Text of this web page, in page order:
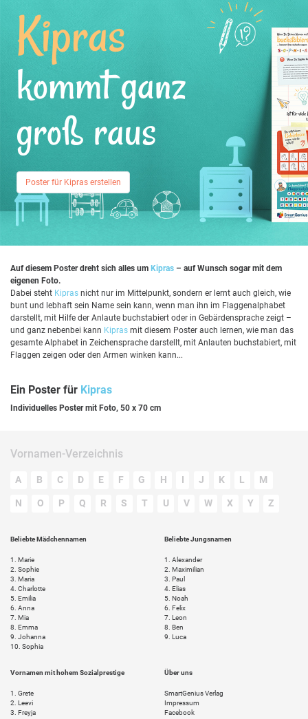
Kipras
kommt ganz
groß raus
Poster für Kipras erstellen
Auf diesem Poster dreht sich alles um Kipras – auf Wunsch sogar mit dem
eigenen Foto.
Dabei steht Kipras nicht nur im Mittelpunkt, sondern er lernt auch gleich, wie
bunt und lebhaft sein Name sein kann, wenn man ihn im Flaggenalphabet
darstellt, mit Hilfe der Anlaute buchstabiert oder in Gebärdensprache zeigt –
und ganz nebenbei kann Kipras mit diesem Poster auch lernen, wie man das
gesamte Alphabet in Zeichensprache darstellt, mit Anlauten buchstabiert, mit
Flaggen zeigen oder den Armen winken kann...
Ein Poster für Kipras
Individuelles Poster mit Foto, 50 x 70 cm
Vornamen-Verzeichnis
A B C D E F G H I J K L M
N O P Q R S T U V W X Y Z
Beliebte Mädchennamen
1.
Marie
2. Sophie
3. Maria
4. Charlotte
5. Emilia
6. Anna
7. Mia
8. Emma
9. Johanna
10. Sophia
Beliebte Jungsnamen
1.
Alexander
2. Maximilian
3. Paul
4. Elias
5. Noah
6. Felix
7. Leon
8. Ben
9. Luca
Vornamen mit hohem Sozialprestige
1.
Grete
2. Leevi
3. Freyja
Über uns
SmartGenius Verlag
Impressum
Facebook